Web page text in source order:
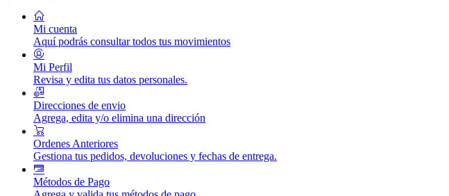
Mi cuenta
Aquí podrás consultar todos tus movimientos
Mi Perfil
Revisa y edita tus datos personales.
Direcciones de envio
Agrega, edita y/o elimina una dirección
Ordenes Anteriores
Gestiona tus pedidos, devoluciones y fechas de entrega.
Métodos de Pago